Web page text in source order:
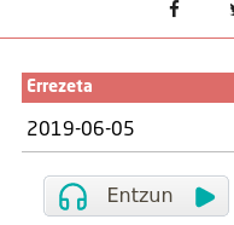
Errezeta
2019-06-05